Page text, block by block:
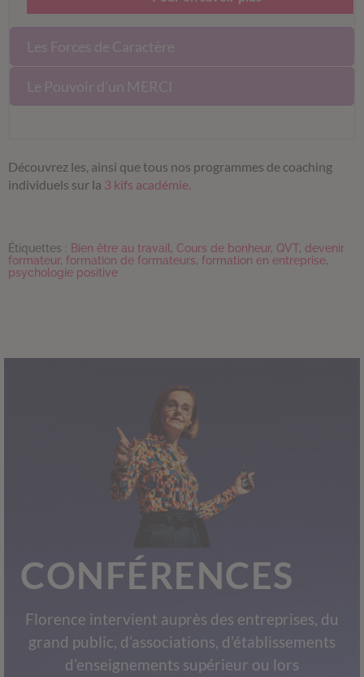
Les Forces de Caractère
Le Pouvoir d'un MERCI
Découvrez les, ainsi que tous nos programmes de coaching
individuels sur la 3 kifs académie.
Étiquettes : Bien être au travail , Cours de bonheur, QVT, devenir
formateur, formation de formateurs, formation en entreprise,
psychologie positive
CONFÉRENCES
Florence intervient auprès des entreprises, du
grand public, d’associations, d’établissements
d’enseignements supérieur ou lors